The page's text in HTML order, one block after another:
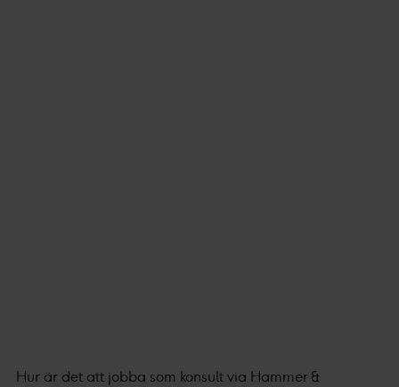
Hur är det att jobba som konsult via Hammer &